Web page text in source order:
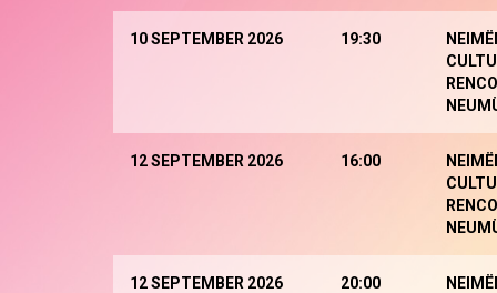
10 SEPTEMBER 2026 19:30
12 SEPTEMBER 2026 16:00
12 SEPTEMBER 2026 20:00